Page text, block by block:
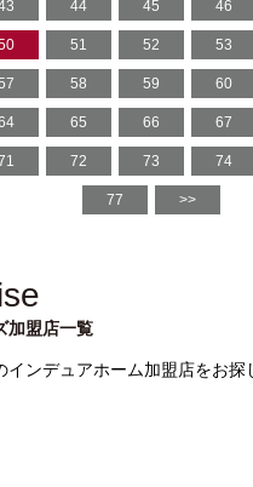
44 45 46
51 52 53
58 59 60
65 66 67
72 73 74
77 >>
加盟店一覧
インデュアホーム加盟店をお探